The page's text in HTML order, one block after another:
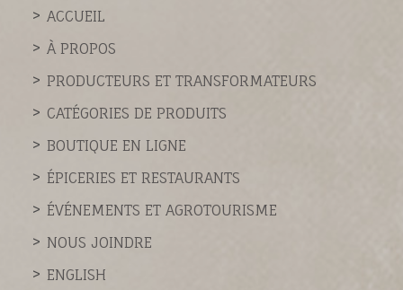
ACCUEIL
À PROPOS
PRODUCTEURS ET TRANSFORMATEURS
CATÉGORIES DE PRODUITS
BOUTIQUE EN LIGNE
ÉPICERIES ET RESTAURANTS
ÉVÉNEMENTS ET AGROTOURISME
NOUS JOINDRE
ENGLISH